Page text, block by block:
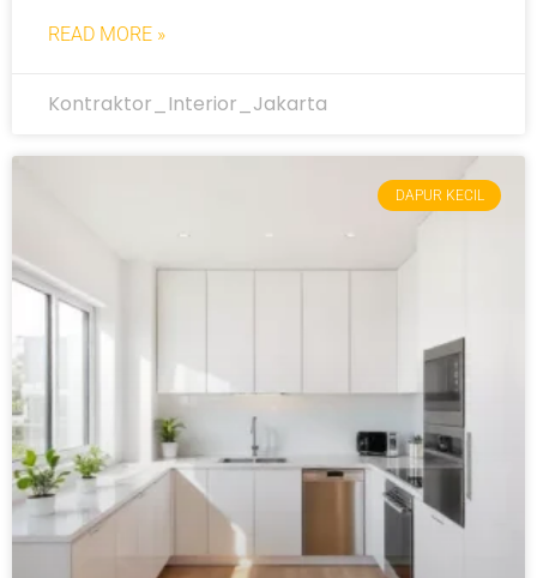
READ MORE »
Kontraktor_Interior_Jakarta
DAPUR KECIL